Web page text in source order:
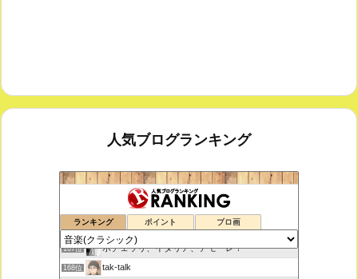
人気ブログランキング
ランキング ポイント ブロ画
思えば遠くへ来たもんだ
166位 室内楽コンサート・レッスンいたします
167位 ボチェッリ、イタリア、アモーレ！
168位 tak-talk